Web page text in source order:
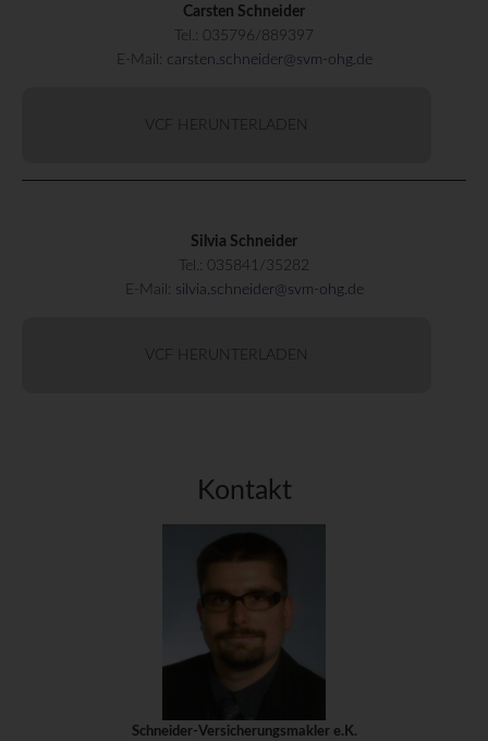
Carsten Schneider
Tel.: 035796/889397
E-Mail: carsten.schneider@svm-ohg.de
VCF HERUNTERLADEN
Silvia Schneider
Tel.: 035841/35282
E-Mail: silvia.schneider@svm-ohg.de
VCF HERUNTERLADEN
Kontakt
Schneider-Versicherungsmakler e.K.